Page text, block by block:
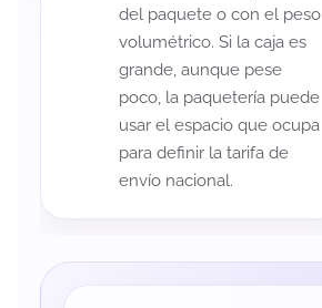
del paquete o con el peso
volumétrico. Si la caja es
grande, aunque pese
poco, la paquetería puede
usar el espacio que ocupa
para definir la tarifa de
envío nacional.